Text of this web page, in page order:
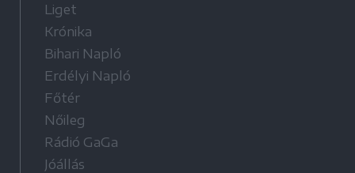
Liget
Krónika
Bihari Napló
Erdélyi Napló
Főtér
Nőileg
Rádió GaGa
Jóállás